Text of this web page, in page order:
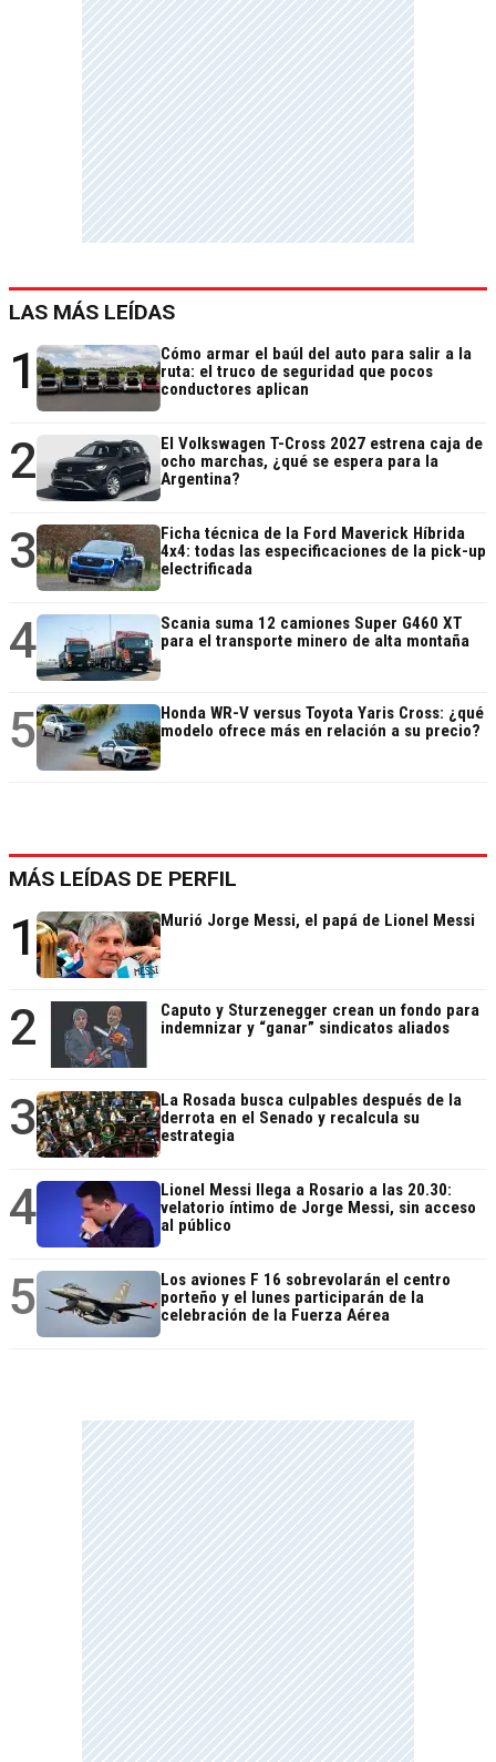
LAS MÁS LEÍDAS
1
Cómo armar el baúl del auto para salir a la
ruta: el truco de seguridad que pocos
conductores aplican
2
El Volkswagen T-Cross 2027 estrena caja de
ocho marchas, ¿qué se espera para la
Argentina?
3
Ficha técnica de la Ford Maverick Híbrida
4x4: todas las especificaciones de la pick-up
electrificada
4
Scania suma 12 camiones Super G460 XT
para el transporte minero de alta montaña
5
Honda WR-V versus Toyota Yaris Cross: ¿qué
modelo ofrece más en relación a su precio?
MÁS LEÍDAS DE PERFIL
1 Murió Jorge Messi, el papá de Lionel Messi
2
Caputo y Sturzenegger crean un fondo para
indemnizar y “ganar” sindicatos aliados
3
La Rosada busca culpables después de la
derrota en el Senado y recalcula su
estrategia
4
Lionel Messi llega a Rosario a las 20.30:
velatorio íntimo de Jorge Messi, sin acceso
al público
5
Los aviones F 16 sobrevolarán el centro
porteño y el lunes participarán de la
celebración de la Fuerza Aérea